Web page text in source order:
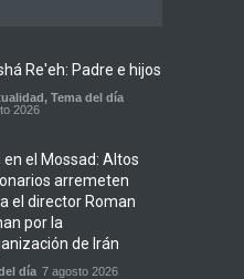
Re'eh: Padre e hijos
, Tema del día
2026
en el Mossad: Altos
arremeten
el director Roman
por la
de Irán
día 7 agosto 2026